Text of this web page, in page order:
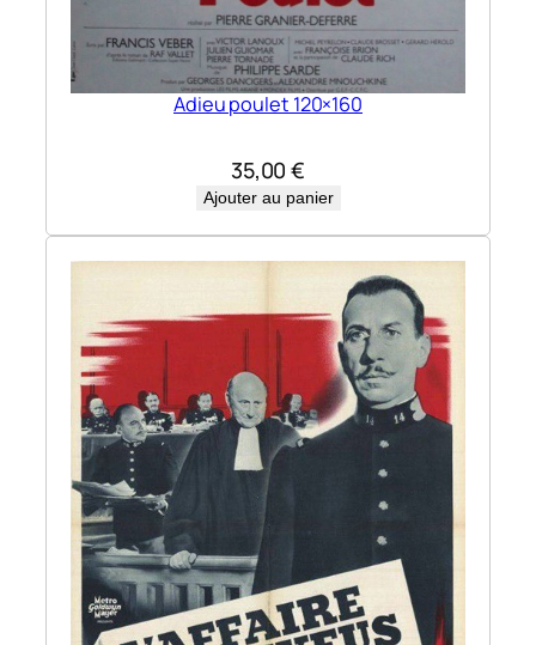
Adieu poulet 120×160
35,00€
Ajouter au panier